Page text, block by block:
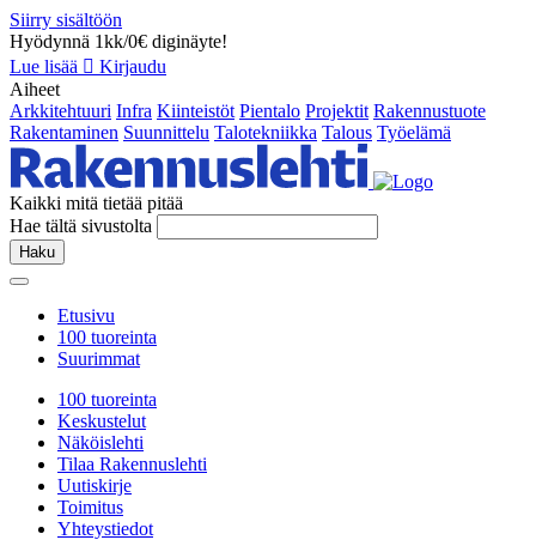
Siirry sisältöön
Hyödynnä 1kk/0€ diginäyte!
Lue lisää
Kirjaudu
Aiheet
Arkkitehtuuri Infra Kiinteistöt Pientalo Projektit Rakennustuote
Rakentaminen Suunnittelu Talotekniikka Talous Työelämä
Kaikki mitä tietää pitää
Hae tältä sivustolta
Haku
Etusivu
100 tuoreinta
Suurimmat
100 tuoreinta
Keskustelut
Näköislehti
Tilaa Rakennuslehti
Uutiskirje
Toimitus
Yhteystiedot